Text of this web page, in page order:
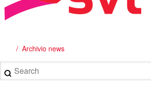
Briciole
di
pane
Archivio news
Search